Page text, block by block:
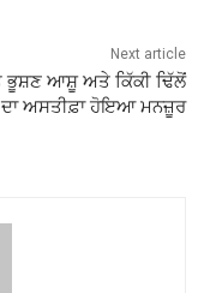
Next article
ਭੂਸ਼ਣ ਆਸ਼ੂ ਅਤੇ ਕਿੱਕੀ ਢਿੱਲੋਂ
ਦਾ ਅਸਤੀਫ਼ਾ ਹੋਇਆ ਮਨਜ਼ੂਰ